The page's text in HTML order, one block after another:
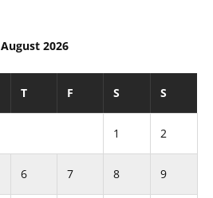
August 2026
T F S S
1 2
6 7 8 9